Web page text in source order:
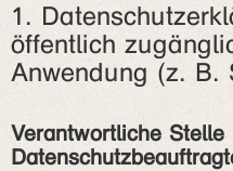
1.
öffentlich
Anwendung (z. B.
Verantwortliche Stelle